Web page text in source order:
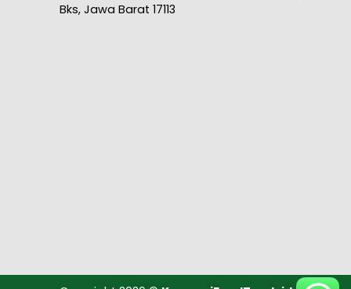
Bks, Jawa Barat 17113